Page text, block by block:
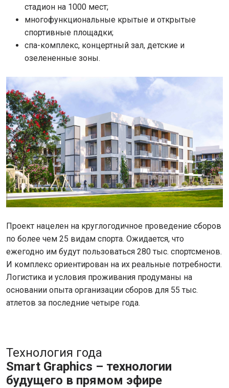
стадион на 1000 мест;
многофункциональные крытые и открытые
спортивные площадки;
спа-комплекс, концертный зал, детские и
озелененные зоны.
Проект нацелен на круглогодичное проведение сборов
по более чем 25 видам спорта. Ожидается, что
ежегодно им будут пользоваться 280 тыс. спортсменов.
И комплекс ориентирован на их реальные потребности.
Логистика и условия проживания продуманы на
основании опыта организации сборов для 55 тыс.
атлетов за последние четыре года.
Технология года
Smart Graphics – технологии
будущего в прямом эфире